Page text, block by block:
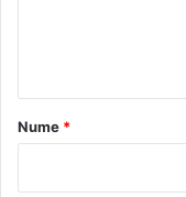
rNume *